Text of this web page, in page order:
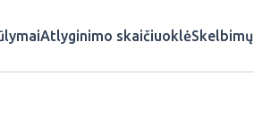
Atlyginimo skaičiuoklė